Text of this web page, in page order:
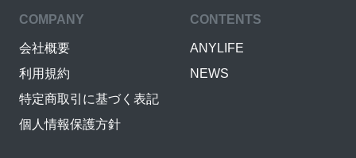
COMPANY
会社概要
利用規約
特定商取引に基づく表記
個人情報保護方針
CONTENTS
ANYLIFE
NEWS